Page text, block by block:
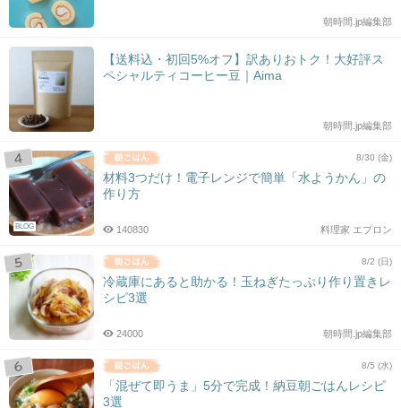
朝時間.jp編集部
【送料込・初回5%オフ】訳ありおトク！大好評ス
ペシャルティコーヒー豆｜Aima
朝時間.jp編集部
BLOG
8/30 (金)
材料3つだけ！電子レンジで簡単「水ようかん」の
作り方
料理家 エプロン
140830
8/2 (日)
冷蔵庫にあると助かる！玉ねぎたっぷり作り置きレ
シピ3選
朝時間.jp編集部
24000
8/5 (水)
「混ぜて即うま」5分で完成！納豆朝ごはんレシピ
3選